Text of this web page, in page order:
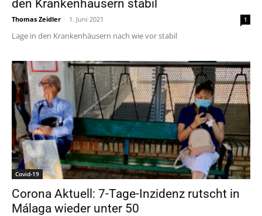
den Krankenhäusern stabil
Thomas Zeidler - 1. Juni 2021 1
Lage in den Krankenhäusern nach wie vor stabil
Covid-19
Corona Aktuell: 7-Tage-Inzidenz rutscht in
Málaga wieder unter 50